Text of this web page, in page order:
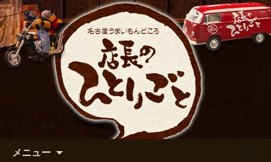
名古屋市伏見の居酒屋【店長の
ひとりごと】のブログ
出張や観光に名古屋めしがおすすめで
す
メニュー